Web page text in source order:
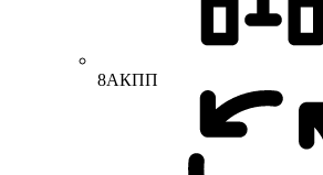
8АКПП